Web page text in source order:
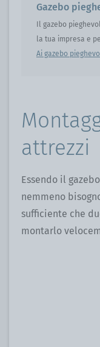
Gazebo
Il gazebo
la tua impresa e
Ai gazebo
attrezzi
Essendo il
nemmeno
sufficiente che
montarlo